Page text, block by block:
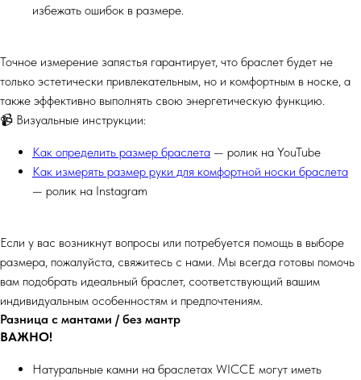
избежать ошибок в размере.
Точное измерение запястья гарантирует, что браслет будет не
только эстетически привлекательным, но и комфортным в носке, а
также эффективно выполнять свою энергетическую функцию.
📹 Визуальные инструкции:
Как определить размер браслета — ролик на YouTube
Как измерять размер руки для комфортной носки браслета
— ролик на Instagram
Если у вас возникнут вопросы или потребуется помощь в выборе
размера, пожалуйста, свяжитесь с нами. Мы всегда готовы помочь
вам подобрать идеальный браслет, соответствующий вашим
индивидуальным особенностям и предпочтениям.
Разница с мантами / без мантр
ВАЖНО!
Натуральные камни на браслетах WICCE могут иметь